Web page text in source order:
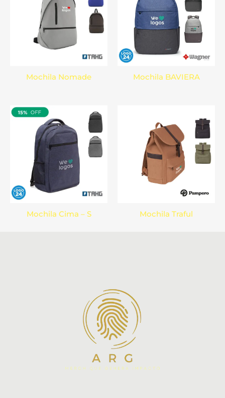
Mochila Nomade Mochila BAVIERA
Mochila Cima – S Mochila Traful